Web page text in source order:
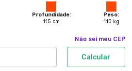
Profundidade:
115 cm
Peso:
110 kg
Não sei meu CEP
Calcular